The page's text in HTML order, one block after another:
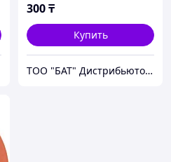
300₸
Купить
ТОО "БАТ" Дистрибьютор фирмы NOVOL